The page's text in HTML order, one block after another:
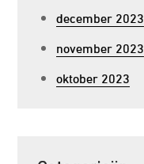
december 2023
november 2023
oktober 2023